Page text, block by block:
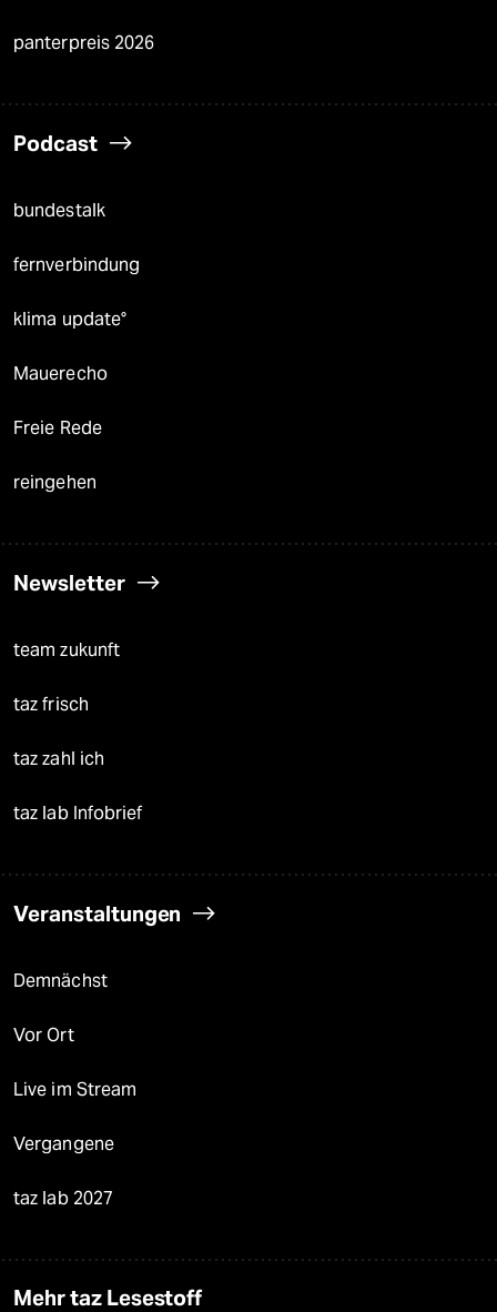
panterpreis 2026
Podcast
bundestalk
fernverbindung
klima update°
Mauerecho
Freie Rede
reingehen
Newsletter
team zukunft
taz frisch
taz zahl ich
taz lab Infobrief
Veranstaltungen
Demnächst
Vor Ort
Live im Stream
Vergangene
taz lab 2027
Mehr taz Lesestoff